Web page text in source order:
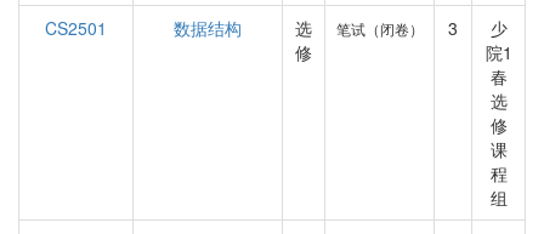
CS2501
数据结构
选
修
笔试（闭卷） 3
少
院1
春
选
修
课
程
组